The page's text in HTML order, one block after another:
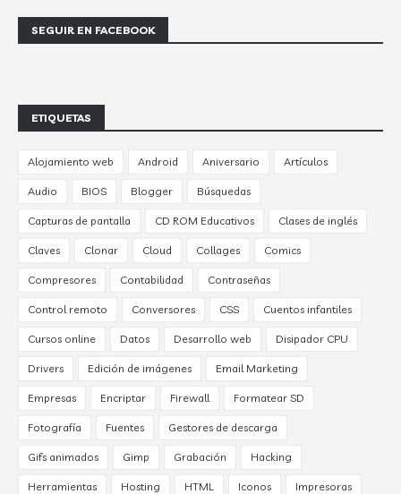
SEGUIR EN FACEBOOK
ETIQUETAS
Alojamiento web Android Aniversario Artículos
Audio BIOS Blogger Búsquedas
Capturas de pantalla CD ROM Educativos Clases de inglés
Claves Clonar Cloud Collages Comics
Compresores Contabilidad Contraseñas
Control remoto Conversores CSS Cuentos infantiles
Cursos online Datos Desarrollo web Disipador CPU
Drivers Edición de imágenes Email Marketing
Empresas Encriptar Firewall Formatear SD
Fotografía Fuentes Gestores de descarga
Gifs animados Gimp Grabación Hacking
Herramientas Hosting HTML Iconos Impresoras